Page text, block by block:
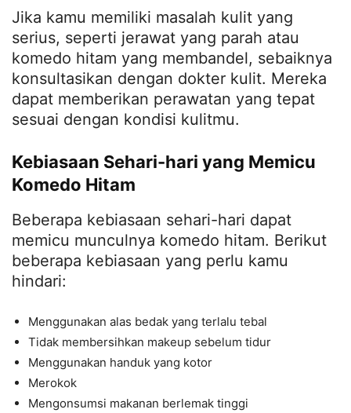
Jika kamu memiliki masalah kulit yang
serius, seperti jerawat yang parah atau
komedo hitam yang membandel, sebaiknya
konsultasikan dengan dokter kulit. Mereka
dapat memberikan perawatan yang tepat
sesuai dengan kondisi kulitmu.
Kebiasaan Sehari-hari yang Memicu
Komedo Hitam
Beberapa kebiasaan sehari-hari dapat
memicu munculnya komedo hitam. Berikut
beberapa kebiasaan yang perlu kamu
hindari:
Menggunakan alas bedak yang terlalu tebal
Tidak membersihkan makeup sebelum tidur
Menggunakan handuk yang kotor
Merokok
Mengonsumsi makanan berlemak tinggi